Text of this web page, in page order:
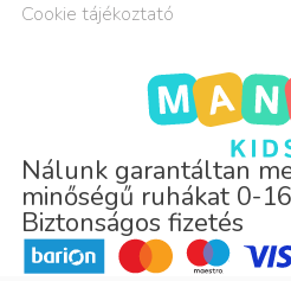
Nálunk garantáltan
minőségű ruhákat 0-
Biztonságos fizetés
Cookie tájékoztató